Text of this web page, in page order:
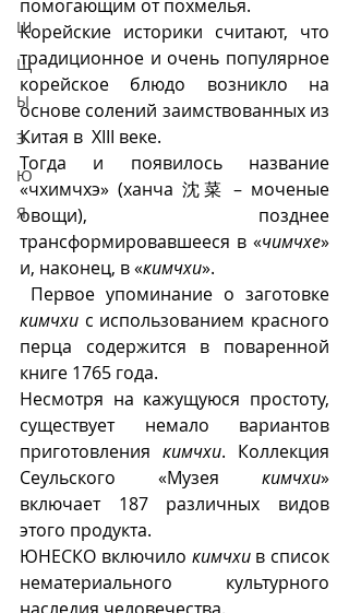
Ш
Щ
Ы
Э
Ю
Я
помогающим от похмелья.
Корейские историки считают, что
традиционное и очень популярное
корейское блюдо возникло на
основе солений заимствованных из
Китая в  XIII веке.
Тогда и появилось название
«чхимчхэ» (ханча 沈菜 – моченые
овощи), позднее
трансформировавшееся в «чимчхе»
и, наконец, в «кимчхи».
кимчхи с использованием красного
перца содержится в поваренной
книге 1765 года.
Несмотря на кажущуюся простоту,
существует немало вариантов
приготовления кимчхи. Коллекция
Сеульского «Музея кимчхи»
включает 187 различных видов
этого продукта.
ЮНЕСКО включило кимчхи в список
нематериального культурного